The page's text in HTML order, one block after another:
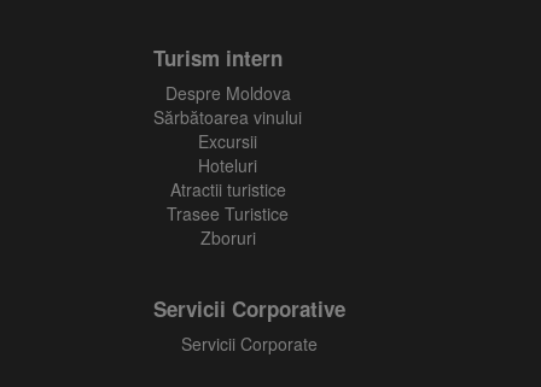
Turism intern
Despre Moldova
Sărbătoarea vinului
Excursii
Hoteluri
Atractii turistice
Trasee Turistice
Zboruri
Servicii Corporative
Servicii Corporate